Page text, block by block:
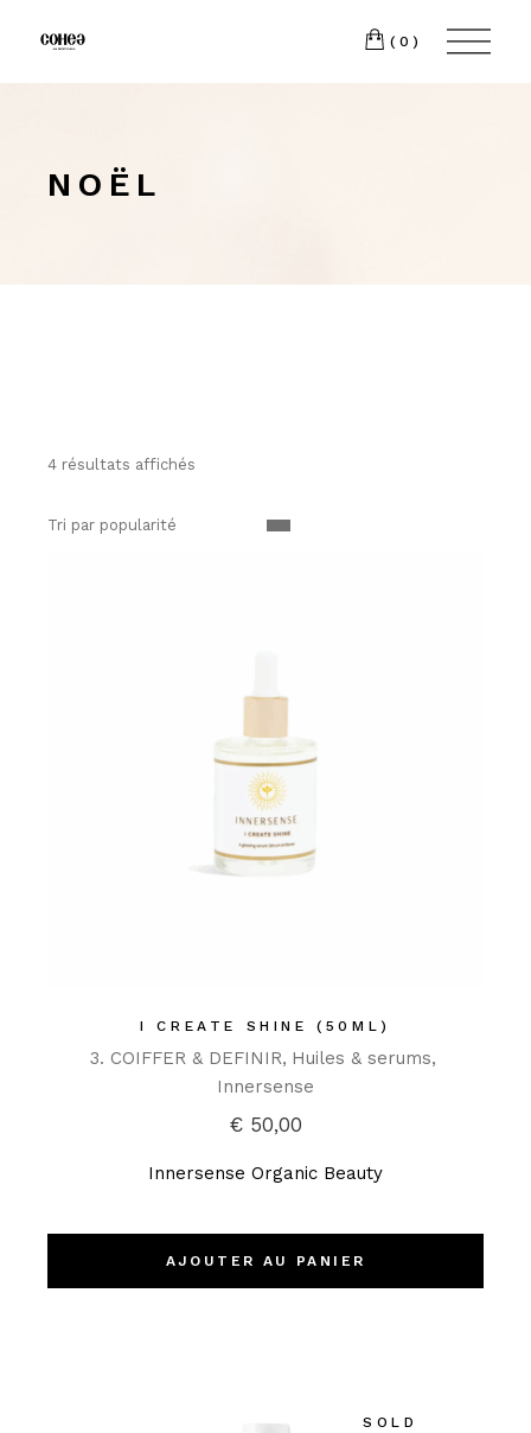
(0)
NOËL
4 résultats affichés
Tri par popularité
I CREATE SHINE (50ML)
3. COIFFER & DEFINIR Huiles & serums
Innersense
€50,00
Innersense Organic Beauty
AJOUTER AU PANIER
SOLD